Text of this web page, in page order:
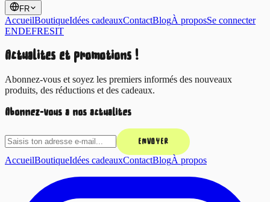
FR
AccueilBoutiqueIdées cadeauxContactBlogÀ proposSe connecter
ENDEFRESIT
Actualités et promotions !
Abonnez-vous et soyez les premiers informés des nouveaux
produits, des réductions et des cadeaux.
Abonnez-vous à nos actualités
ENVOYER
AccueilBoutiqueIdées cadeauxContactBlogÀ propos